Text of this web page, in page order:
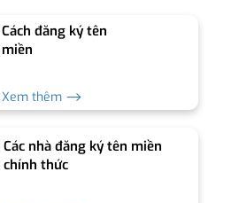
Cách đăng ký tên
miền
Xem thêm ⟶
Các nhà đăng ký tên miền
chính thức